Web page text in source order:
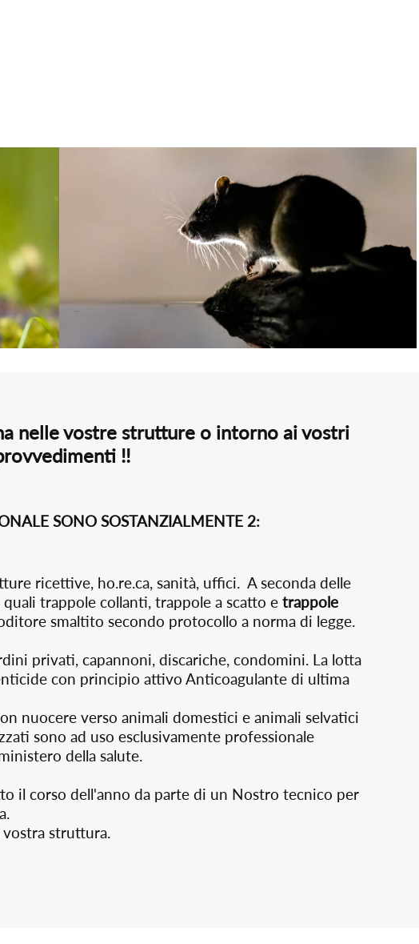
nelle vostre strutture o intorno ai vostri
!!
SONO SOSTANZIALMENTE 2:
ricettive, ho.re.ca, sanità, uffici. A seconda delle
trappole collanti, trappole a scatto e trappole
smaltito secondo protocollo a norma di legge.
privati, capannoni, discariche, condomini. La lotta
con principio attivo Anticoagulante di ultima
nuocere verso animali domestici e animali selvatici
sono ad uso esclusivamente professionale
della salute.
il corso dell'anno da parte di un Nostro tecnico per
vostra struttura.